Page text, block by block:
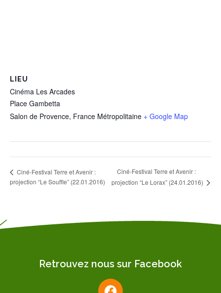
LIEU
Cinéma Les Arcades
Place Gambetta
Salon de Provence, France Métropolitaine + Google Map
Ciné-Festival Terre et Avenir :
projection “Le Souffle” (22.01.2016)
Ciné-Festival Terre et Avenir :
projection “Le Lorax” (24.01.2016)
Retrouvez nous sur Facebook